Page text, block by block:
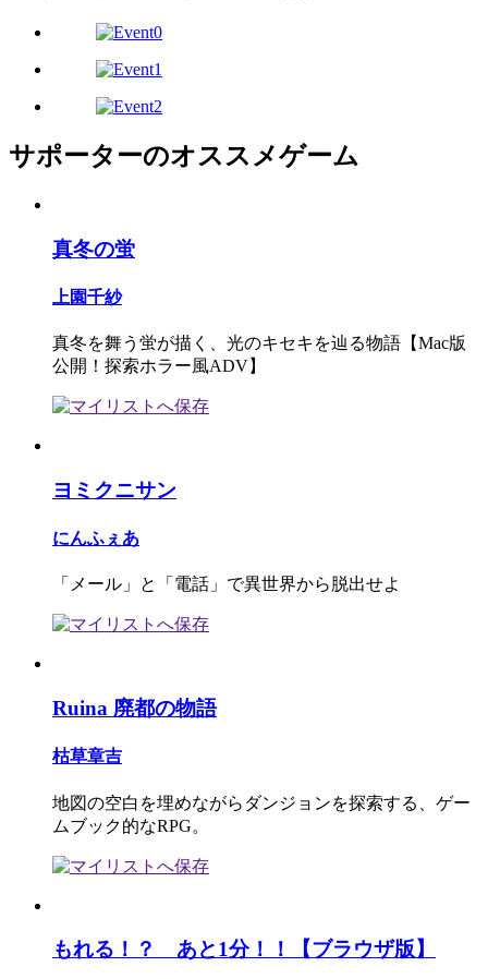
サポーターのオススメゲーム
真冬の蛍
上園千紗
真冬を舞う蛍が描く、光のキセキを辿る物語【Mac版
公開！探索ホラー風ADV】
ヨミクニサン
にんふぇあ
「メール」と「電話」で異世界から脱出せよ
Ruina 廃都の物語
枯草章吉
地図の空白を埋めながらダンジョンを探索する、ゲー
ムブック的なRPG。
もれる！？ あと1分！！【ブラウザ版】